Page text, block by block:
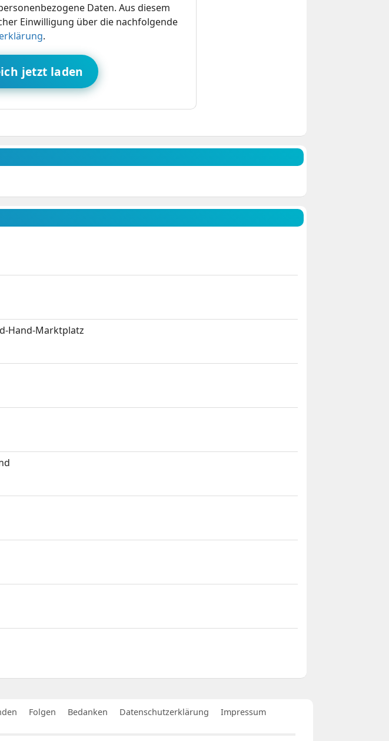
Daten. Aus diesem
Einwilligung über die nachfolgende
.
jetzt laden
Hand-Marktplatz
Folgen Bedanken Datenschutzerklärung
Impressum